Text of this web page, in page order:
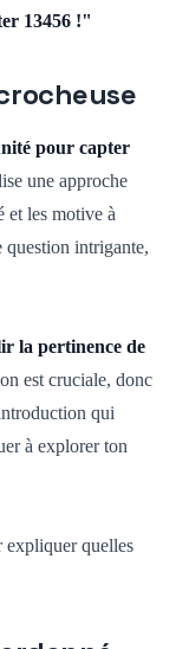
13456 !"
pour capter
une approche
et les motive à
question intrigante,
la pertinence de
est cruciale, donc
qui
à explorer ton
expliquer quelles